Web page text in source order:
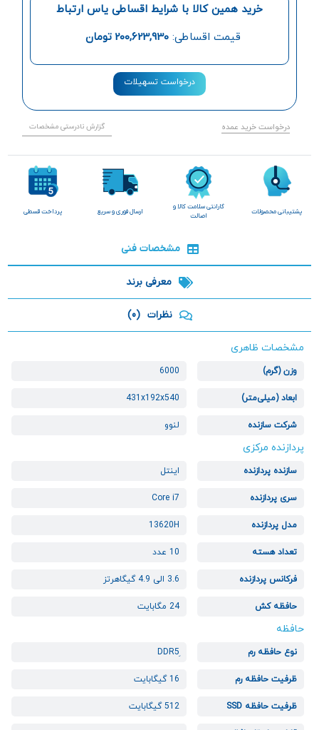
خرید همین کالا با شرایط اقساطی یاس ارتباط
قیمت اقساطی: 200,623,930 تومان
درخواست تسهیلات
درخواست خرید عمده گزارش نادرستی مشخصات
پشتیبانی محصولات
گارانتی سلامت کالا و
اصالت
ارسال فوری و سریع پرداخت قسطی
مشخصات فنی
معرفی برند
نظرات (0)
مشخصات ظاهری
وزن (گرم) 6000
ابعاد (میلی‌متر) 431x192x540
شرکت سازنده لنوو
پردازنده مرکزی
سازنده پردازنده اینتل
سری پردازنده Core i7
مدل پردازنده 13620H
تعداد هسته 10 عدد
فرکانس پردازنده 3.6 الی 4.9 گیگاهرتز
حافظه کش 24 مگابایت
حافظه
نوع حافظه رم
ظرفیت حافظه رم 16 گیگابایت
ظرفیت حافظه SSD 512 گیگابایت